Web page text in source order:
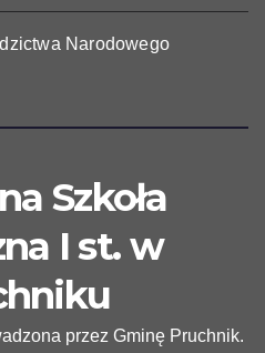
Narodowego
Szkoła
I st. w
przez Gminę Pruchnik.